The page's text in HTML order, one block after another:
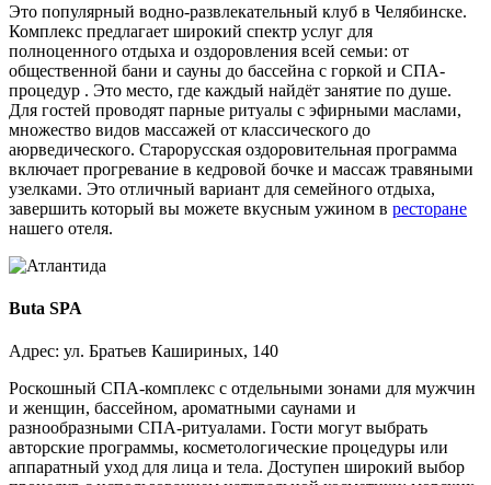
Это популярный водно-развлекательный клуб в Челябинске.
Комплекс предлагает широкий спектр услуг для
полноценного отдыха и оздоровления всей семьи: от
общественной бани и сауны до бассейна с горкой и СПА-
процедур . Это место, где каждый найдёт занятие по душе.
Для гостей проводят парные ритуалы с эфирными маслами,
множество видов массажей от классического до
аюрведического. Старорусская оздоровительная программа
включает прогревание в кедровой бочке и массаж травяными
узелками. Это отличный вариант для семейного отдыха,
завершить который вы можете вкусным ужином в ресторане
нашего отеля.
Buta SPA
Адрес: ул. Братьев Кашириных, 140
Роскошный СПА-комплекс с отдельными зонами для мужчин
и женщин, бассейном, ароматными саунами и
разнообразными СПА-ритуалами. Гости могут выбрать
авторские программы, косметологические процедуры или
аппаратный уход для лица и тела. Доступен широкий выбор